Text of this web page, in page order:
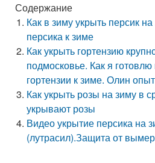
Содержание
Как в зиму укрыть персик
персика к зиме
Как укрыть гортензию
подмосковье. Как я
гортензии к зиме. Олин опыт
Как укрыть розы на зиму в
укрывают розы
Видео укрытие персика на
(лутрасил).Защита от